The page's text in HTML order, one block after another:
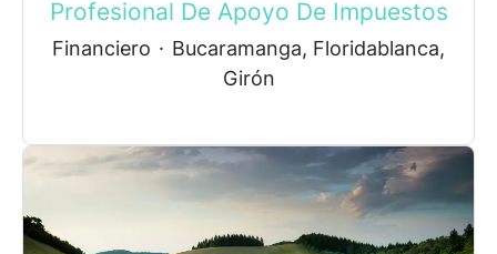
Profesional De Apoyo De Impuestos
Financiero · Bucaramanga, Floridablanca,
Girón